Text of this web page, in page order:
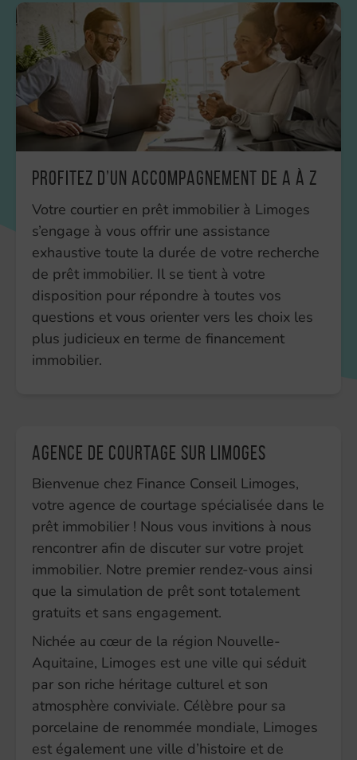
Profitez d’un accompagnement de A à Z
Votre courtier en prêt immobilier à Limoges
s’engage à vous offrir une assistance
exhaustive toute la durée de votre recherche
de prêt immobilier. Il se tient à votre
disposition pour répondre à toutes vos
questions et vous orienter vers les choix les
plus judicieux en terme de financement
immobilier.
Agence de courtage sur Limoges
Bienvenue chez Finance Conseil Limoges,
votre agence de courtage spécialisée dans le
prêt immobilier ! Nous vous invitions à nous
rencontrer afin de discuter sur votre projet
immobilier. Notre premier rendez-vous ainsi
que la simulation de prêt sont totalement
gratuits et sans engagement.
Nichée au cœur de la région Nouvelle-
Aquitaine, Limoges est une ville qui séduit
par son riche héritage culturel et son
atmosphère conviviale. Célèbre pour sa
porcelaine de renommée mondiale, Limoges
est également une ville d’histoire et de